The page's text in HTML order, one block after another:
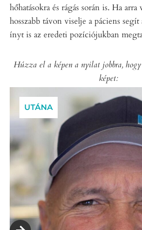
hőhatásokra és rágás során is. Ha
hosszabb távon viselje a páciens segít
ínyt is az eredeti pozíciójukban
Húzza el a képen a nyilat jobbra,
képet:
UTÁNA